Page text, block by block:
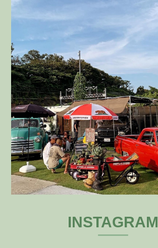
INSTAGRAM